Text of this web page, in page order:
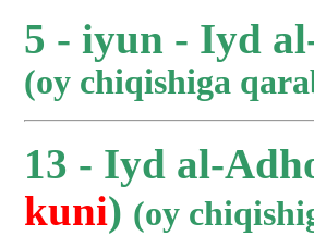
5 - iyun - Iyd
(oy chiqishiga
13 - Iyd al-
kuni) (oy